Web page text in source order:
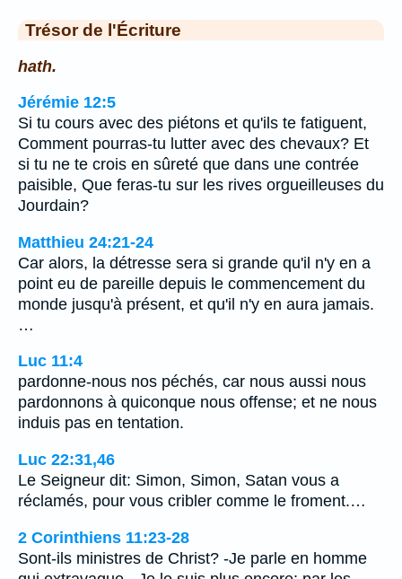
Trésor de l'Écriture
hath.
Jérémie 12:5
Si tu cours avec des piétons et qu'ils te fatiguent,
Comment pourras-tu lutter avec des chevaux? Et
si tu ne te crois en sûreté que dans une contrée
paisible, Que feras-tu sur les rives orgueilleuses du
Jourdain?
Matthieu 24:21-24
Car alors, la détresse sera si grande qu'il n'y en a
point eu de pareille depuis le commencement du
monde jusqu'à présent, et qu'il n'y en aura jamais.
…
Luc 11:4
pardonne-nous nos péchés, car nous aussi nous
pardonnons à quiconque nous offense; et ne nous
induis pas en tentation.
Luc 22:31,46
Le Seigneur dit: Simon, Simon, Satan vous a
réclamés, pour vous cribler comme le froment.…
2 Corinthiens 11:23-28
Sont-ils ministres de Christ? -Je parle en homme